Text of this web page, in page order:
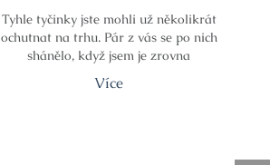
Tyhle tyčinky jste mohli už několikrát
ochutnat na trhu. Pár z vás se po nich
shánělo, když jsem je zrovna
Více